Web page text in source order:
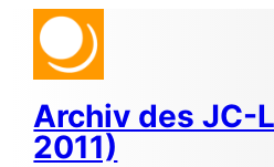
Zum
Inhalt
springen
Archiv des JC-
2011)